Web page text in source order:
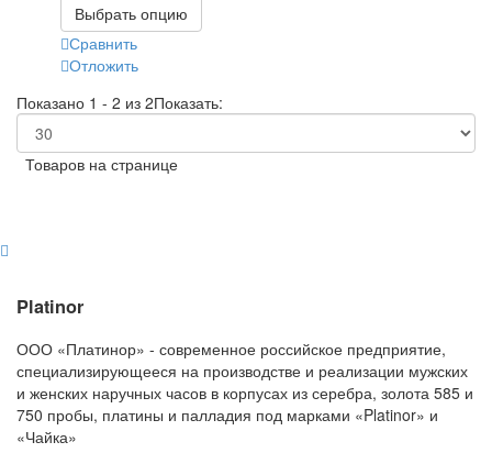
Выбрать опцию
Сравнить
Отложить
Показано 1 - 2 из 2Показать:
Товаров на странице
Platinor
ООО «Платинор» - современное российское предприятие,
специализирующееся на производстве и реализации мужских
и женских наручных часов в корпусах из серебра, золота 585 и
750 пробы, платины и палладия под марками «Platinor» и
«Чайка»